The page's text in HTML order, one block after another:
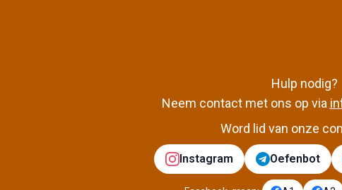
Hulp nodig?
Neem contact met ons op via
Word lid van onze
Instagram Oefenbot